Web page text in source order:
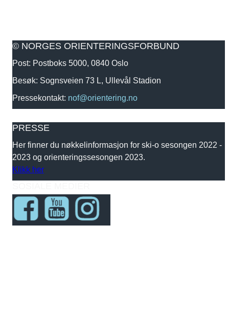
© NORGES ORIENTERINGSFORBUND
Post: Postboks 5000, 0840 Oslo
Besøk: Sognsveien 73 L, Ullevål Stadion
Pressekontakt: nof@orientering.no
PRESSE
Her finner du nøkkelinformasjon for ski-o sesongen 2022 -
2023 og orienteringssesongen 2023.
Klikk her